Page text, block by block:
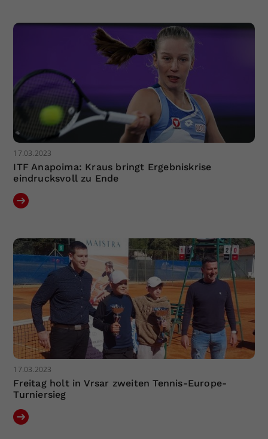
17.03.2023
ITF Anapoima: Kraus bringt Ergebniskrise
eindrucksvoll zu Ende
17.03.2023
Freitag holt in Vrsar zweiten Tennis-Europe-
Turniersieg
Einstellungen. Unter anderem eine
zufällig generierte ID, für die
historische Speicherung Ihrer
vorgenommen Einstellungen, falls der
Webseiten-Betreiber dies eingestellt
hat.